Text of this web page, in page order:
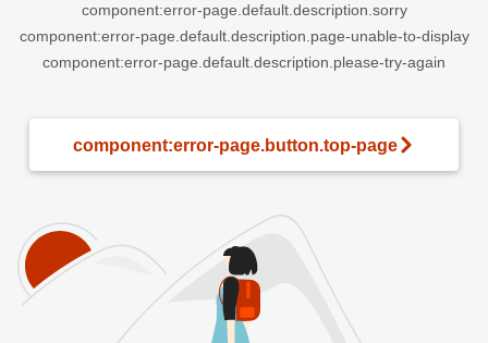
component:error-page.default.description.sorry
component:error-page.default.description.page-unable-to-display
component:error-page.default.description.please-try-again
component:error-page.button.top-page